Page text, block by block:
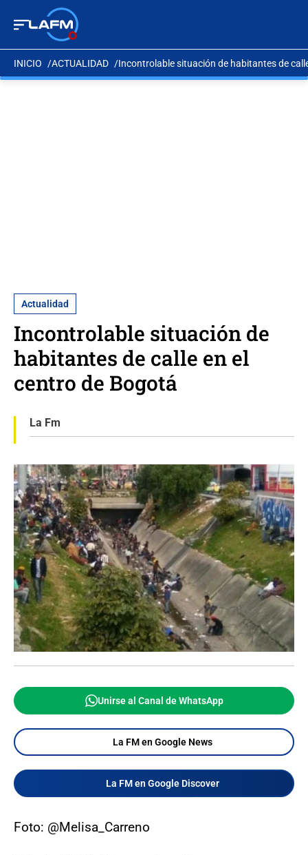
INICIO ACTUALIDAD Incontrolable situación de habitantes de
Actualidad
Incontrolable situación de
habitantes de calle en el
centro de Bogotá
La Fm
Unirse al Canal de WhatsApp
La FM en Google News
La FM en Google Discover
Foto: @Melisa_Carreno